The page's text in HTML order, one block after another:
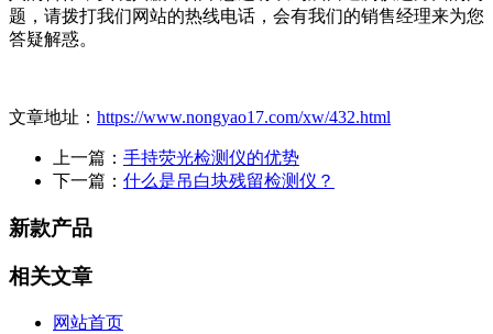
题，请拨打我们网站的热线电话，会有我们的销售经理来为您
答疑解惑。
文章地址： https://www.nongyao17.com/xw/432.html
上一篇： 手持荧光检测仪的优势
下一篇： 什么是吊白块残留检测仪？
新款产品
相关文章
网站首页